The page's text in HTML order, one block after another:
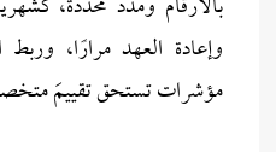
وإعادة العهد مرارًا،
مؤشرات تستحق تقييمَ